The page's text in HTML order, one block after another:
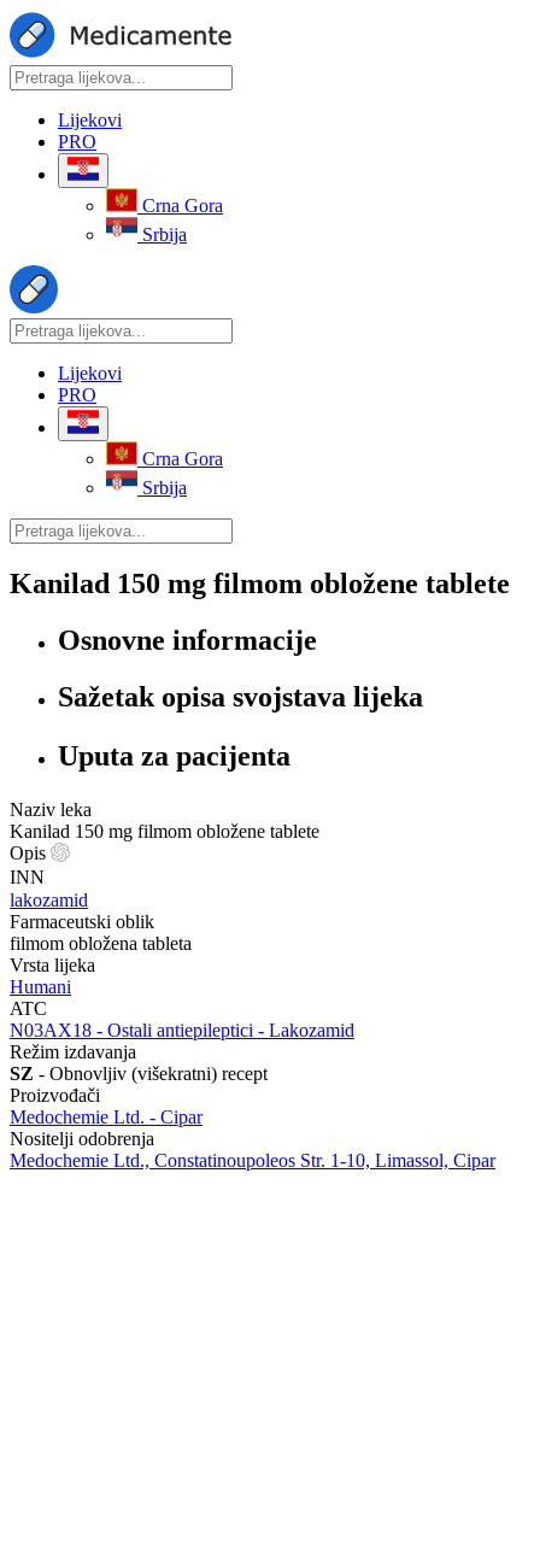
Lijekovi
PRO
Crna Gora
Srbija
Lijekovi
PRO
Crna Gora
Srbija
Kanilad 150 mg filmom obložene tablete
Osnovne informacije
Sažetak opisa svojstava lijeka
Uputa za pacijenta
Naziv leka
Kanilad 150 mg filmom obložene tablete
Opis
INN
lakozamid
Farmaceutski oblik
filmom obložena tableta
Vrsta lijeka
Humani
ATC
‍N03AX18 - Ostali antiepileptici - Lakozamid
Režim izdavanja
SZ - Obnovljiv (višekratni) recept
Proizvođači
Medochemie Ltd. - Cipar
Nositelji odobrenja
Medochemie Ltd., Constatinoupoleos Str. 1-10, Limassol, Cipar